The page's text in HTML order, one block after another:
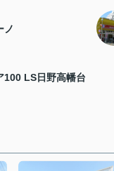
ノ
100 LS日野高幡台